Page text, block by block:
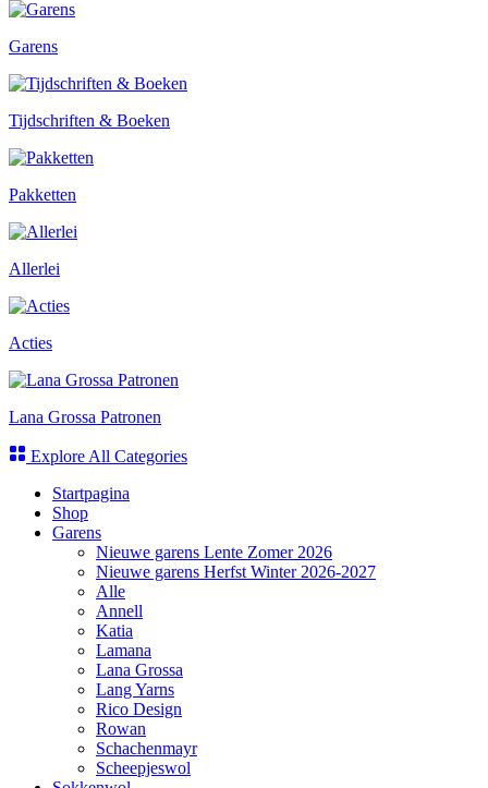
Garens
Tijdschriften & Boeken
Pakketten
Allerlei
Acties
Lana Grossa Patronen
Explore All Categories
Startpagina
Shop
Garens
Nieuwe garens Lente Zomer 2026
Nieuwe garens Herfst Winter 2026-2027
Alle
Annell
Katia
Lamana
Lana Grossa
Lang Yarns
Rico Design
Rowan
Schachenmayr
Scheepjeswol